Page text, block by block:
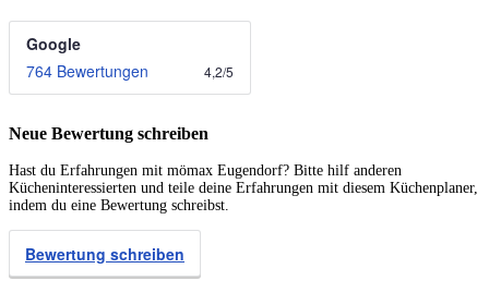
Google
764 Bewertungen
4,2/5
Neue Bewertung schreiben
Hast du Erfahrungen mit mömax Eugendorf? Bitte hilf anderen
Kücheninteressierten und teile deine Erfahrungen mit diesem Küchenplaner,
indem du eine Bewertung schreibst.
Bewertung schreiben